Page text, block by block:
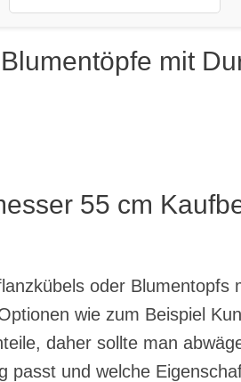
mit
55 cm
oder Blumentopfs
wie zum Beispiel
daher sollte man
passt und welche